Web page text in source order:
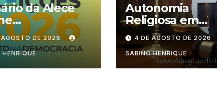
da Alece
das
durante o
eleitoral
AGOSTO DE 2026
Autonomia
Religiosa em
Julgamento:
decide as
dentro dos
templos?
4 DE AGOSTO DE 2026
SABINO HENRIQUE